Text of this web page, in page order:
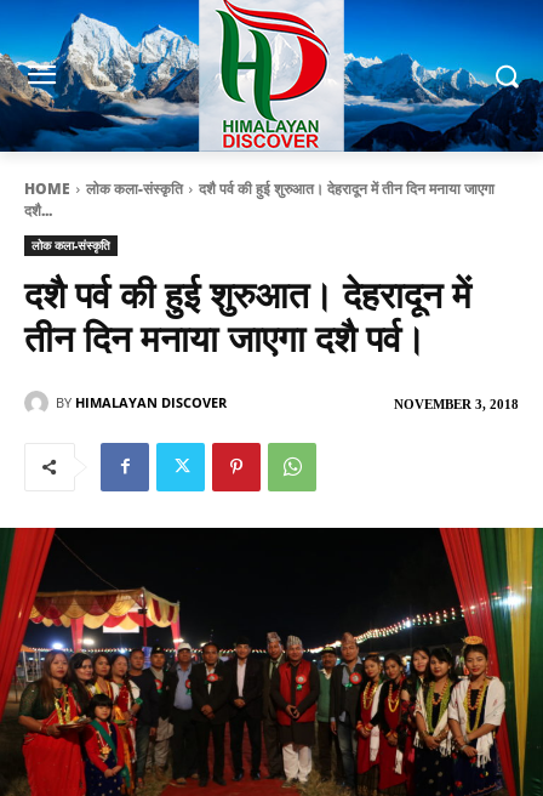
HOME लोक कला-संस्कृति
दशै पर्व की हुई शुरुआत। देहरादून में तीन दिन मनाया जाएगा
दशै...
लोक कला-संस्कृति
दशै पर्व की हुई शुरुआत। देहरादून में
तीन दिन मनाया जाएगा दशै पर्व।
NOVEMBER 3, 2018
BY HIMALAYAN DISCOVER